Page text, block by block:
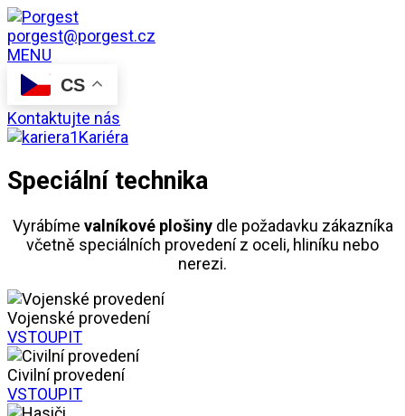
porgest@porgest.cz
MENU
CS
Kontaktujte nás
Kariéra
Speciální technika
Vyrábíme valníkové plošinydle požadavku zákazníka
včetně speciálních provedení z oceli, hliníku nebo
nerezi.
Vojenské provedení
VSTOUPIT
Civilní provedení
VSTOUPIT